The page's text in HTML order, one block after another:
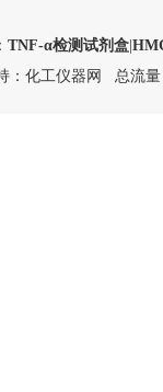
TNF-α检测试剂盒
： 化工仪器网 总流量